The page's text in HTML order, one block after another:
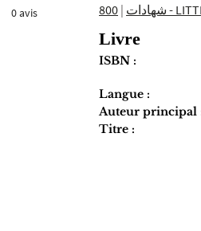
0avis
‏شهادات‏ | 800 -
Livre
ISBN :
Langue :
Auteur principal
Titre :